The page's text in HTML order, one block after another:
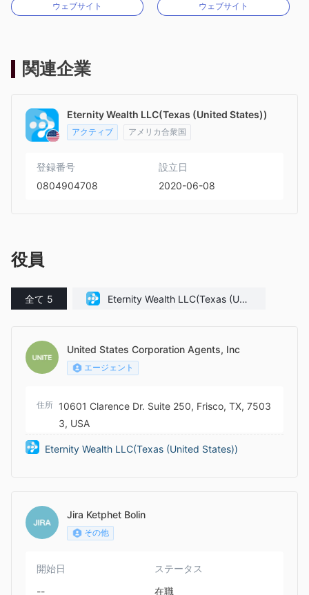
MT4フルライセンス
ウェブサイト
MT4フルライセンス
ウェブサイト
関連企業
Eternity Wealth LLC(Texas (United States))
アクティブ アメリカ合衆国
登録番号
0804904708
設立日
2020-06-08
役員
全て 5
Eternity Wealth LLC(Texas (Unit
United States Corporation Agents, Inc
エージェント
住所 10601 Clarence Dr. Suite 250, Frisco, TX, 7503
3, USA
Eternity Wealth LLC(Texas (United States))
Jira Ketphet Bolin
その他
開始日
--
ステータス
在職